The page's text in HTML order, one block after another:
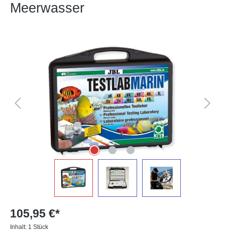
Meerwasser
Bildergalerie überspringen
105,95 €*
Inhalt: 1 Stück